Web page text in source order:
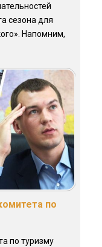
сезона для
Напомним,
по
по туризму